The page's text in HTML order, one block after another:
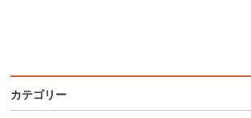
カテゴリー